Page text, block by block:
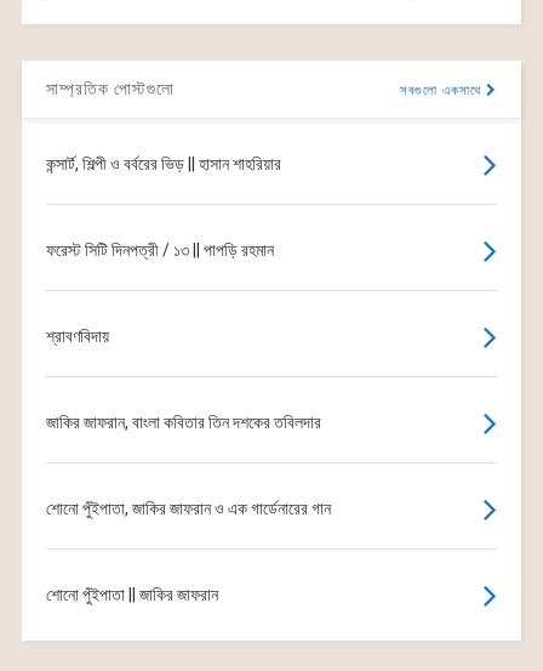
সাম্প্রতিক পোস্টগুলো সবগুলো একসাথে
কন্সার্ট, শিল্পী ও বর্বরের ভিড় || হাসান শাহরিয়ার
ফরেস্ট সিটি দিনপত্রী / ১৩ || পাপড়ি রহমান
শ্রাবণবিদায়
জাকির জাফরান, বাংলা কবিতার তিন দশকের তবিলদার
শোনো পুঁইপাতা, জাকির জাফরান ও এক গার্ডেনারের গান
শোনো পুঁইপাতা || জাকির জাফরান